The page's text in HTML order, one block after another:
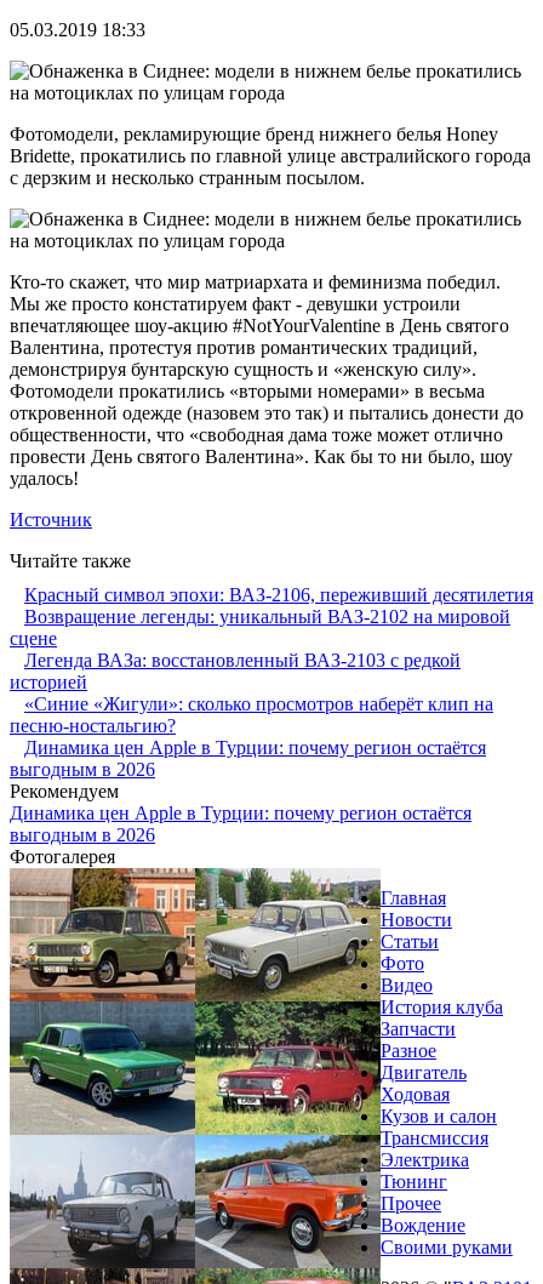
05.03.2019 18:33
Фотомодели, рекламирующие бренд нижнего белья Honey
Bridette, прокатились по главной улице австралийского города
с дерзким и несколько странным посылом.
Кто-то скажет, что мир матриархата и феминизма победил.
Мы же просто констатируем факт - девушки устроили
впечатляющее шоу-акцию #NotYourValentine в День святого
Валентина, протестуя против романтических традиций,
демонстрируя бунтарскую сущность и «женскую силу».
Фотомодели прокатились «вторыми номерами» в весьма
откровенной одежде (назовем это так) и пытались донести до
общественности, что «свободная дама тоже может отлично
провести День святого Валентина». Как бы то ни было, шоу
удалось!
Источник
Читайте также
Красный символ эпохи: ВАЗ-2106, переживший десятилетия
Возвращение легенды: уникальный ВАЗ-2102 на мировой
сцене
Легенда ВАЗа: восстановленный ВАЗ-2103 с редкой
историей
«Синие «Жигули»: сколько просмотров наберёт клип на
песню-ностальгию?
Динамика цен Apple в Турции: почему регион остаётся
выгодным в 2026
Рекомендуем
Динамика цен Apple в Турции: почему регион остаётся
выгодным в 2026
Фотогалерея
Главная
Новости
Статьи
Фото
Видео
История клуба
Запчасти
Разное
Двигатель
Ходовая
Кузов и салон
Трансмиссия
Электрика
Тюнинг
Прочее
Вождение
Своими руками